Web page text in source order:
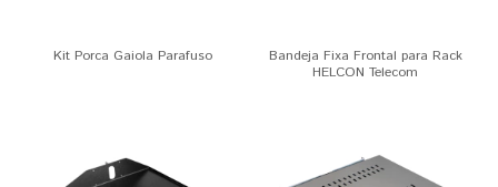
Kit Porca Gaiola Parafuso
Bandeja Fixa Frontal para Rack
HELCON Telecom